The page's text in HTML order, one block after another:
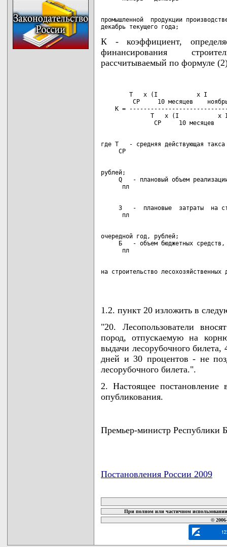
промышленной  продукции
декабрь текущего года;
К - коэффициент,
финансирования
рассчитываемый по формуле
Т   x (I           x I
СР     10 месяцев
К =
Т   x (I           x
где Т   - средняя действующая
рублей;
Q   - плановый объем
З   -  плановые  затраты  на
очередной год, рублей;
Б   - объем бюджетных
на строительство
1.2. пункт 20 изложить в
"20. Лесопользователи
пород, отпускаемую на
выдачи лесорубочного
дней и 30 процентов - не
лесорубочного билета.".
2. Настоящее постановление
опубликования.
Премьер-министр Республики
Постановления России 2009
При полном или частичном
©